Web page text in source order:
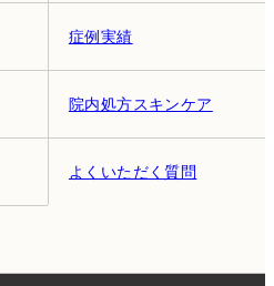
症例実績
院内処方スキンケア
よくいただく質問